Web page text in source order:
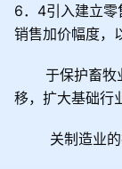
6． 4引入建立
销售加价幅度，
于保护畜牧
移，扩大基础行
关制造业的